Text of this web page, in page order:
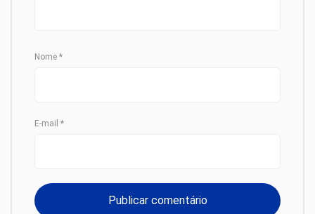
Nome *
E-mail *